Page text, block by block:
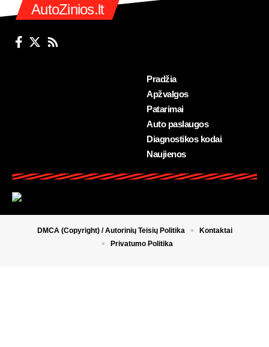
AutoZinios.lt
Pradžia
Apžvalgos
Patarimai
Auto paslaugos
Diagnostikos kodai
Naujienos
DMCA (Copyright) / Autorinių Teisių Politika
Kontaktai
Privatumo Politika